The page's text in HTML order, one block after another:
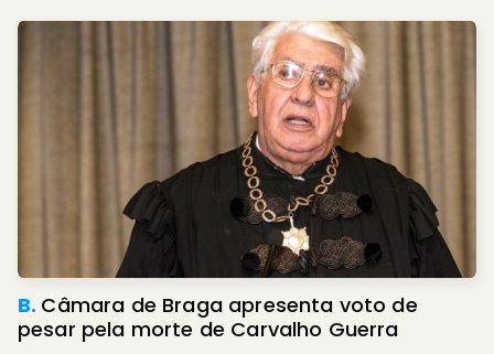
B. Câmara de Braga apresenta voto de
pesar pela morte de Carvalho Guerra